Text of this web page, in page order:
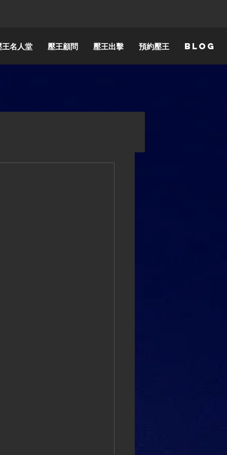
王名人堂 壓王顧問 壓王出擊 預約壓王 Blog